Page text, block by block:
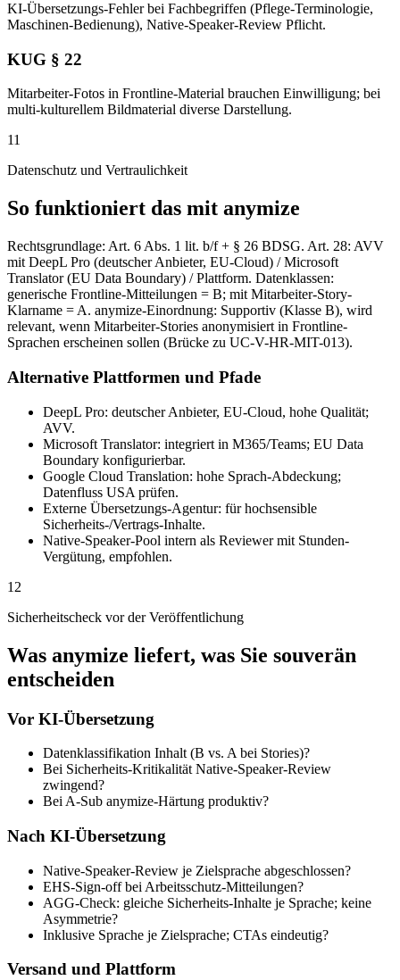
KI-Übersetzungs-Fehler bei Fachbegriffen (Pflege-Terminologie,
Maschinen-Bedienung), Native-Speaker-Review Pflicht.
KUG § 22
Mitarbeiter-Fotos in Frontline-Material brauchen Einwilligung; bei
multi-kulturellem Bildmaterial diverse Darstellung.
11
Datenschutz und Vertraulichkeit
So funktioniert das mit anymize
Rechtsgrundlage: Art. 6 Abs. 1 lit. b/f + § 26 BDSG. Art. 28: AVV
mit DeepL Pro (deutscher Anbieter, EU-Cloud) / Microsoft
Translator (EU Data Boundary) / Plattform. Datenklassen:
generische Frontline-Mitteilungen = B; mit Mitarbeiter-Story-
Klarname = A. anymize-Einordnung: Supportiv (Klasse B), wird
relevant, wenn Mitarbeiter-Stories anonymisiert in Frontline-
Sprachen erscheinen sollen (Brücke zu UC-V-HR-MIT-013).
Alternative Plattformen und Pfade
DeepL Pro: deutscher Anbieter, EU-Cloud, hohe Qualität;
AVV.
Microsoft Translator: integriert in M365/Teams; EU Data
Boundary konfigurierbar.
Google Cloud Translation: hohe Sprach-Abdeckung;
Datenfluss USA prüfen.
Externe Übersetzungs-Agentur: für hochsensible
Sicherheits-/Vertrags-Inhalte.
Native-Speaker-Pool intern als Reviewer mit Stunden-
Vergütung, empfohlen.
12
Sicherheitscheck vor der Veröffentlichung
Was anymize liefert, was Sie souverän
entscheiden
Vor KI-Übersetzung
Datenklassifikation Inhalt (B vs. A bei Stories)?
Bei Sicherheits-Kritikalität Native-Speaker-Review
zwingend?
Bei A-Sub anymize-Härtung produktiv?
Nach KI-Übersetzung
Native-Speaker-Review je Zielsprache abgeschlossen?
EHS-Sign-off bei Arbeitsschutz-Mitteilungen?
AGG-Check: gleiche Sicherheits-Inhalte je Sprache; keine
Asymmetrie?
Inklusive Sprache je Zielsprache; CTAs eindeutig?
Versand und Plattform